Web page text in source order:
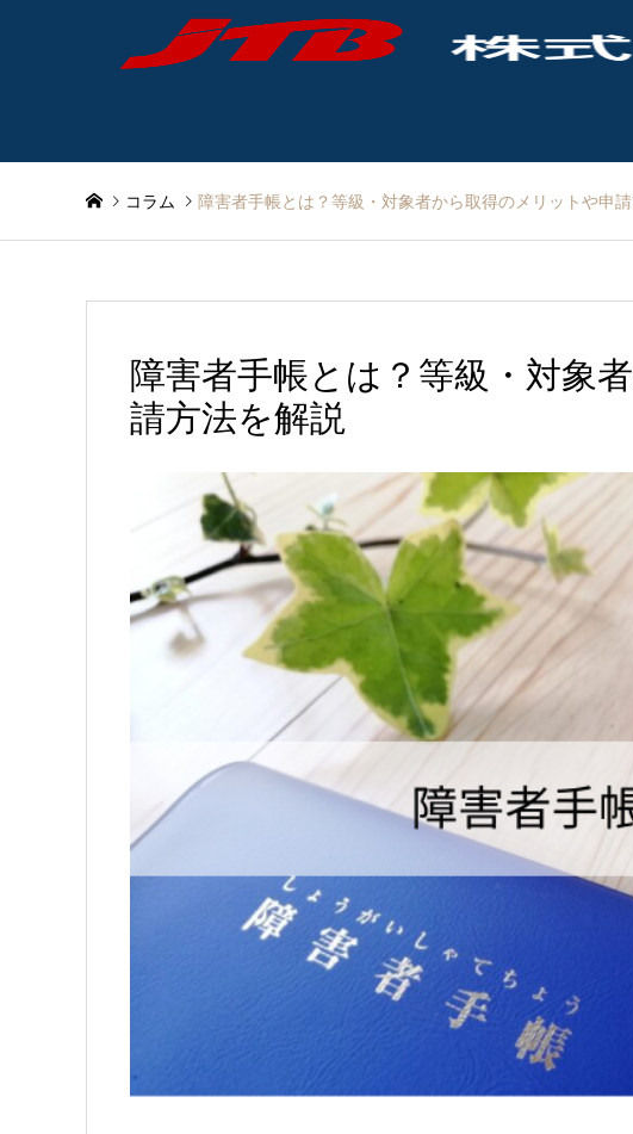
コラム 障害者手帳とは？等級・対象者から取得のメリットや申
障害者手帳とは？等級・対象
請方法を解説